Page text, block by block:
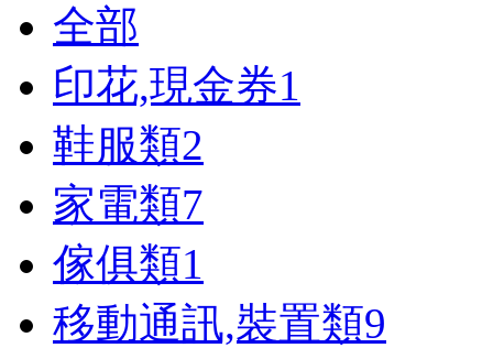
全部
印花,現金券1
鞋服類2
家電類7
傢俱類1
移動通訊,裝置類9